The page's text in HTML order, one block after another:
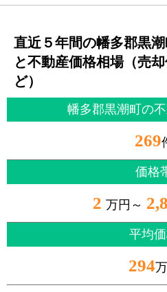
直近５年間の幡多郡黒
と不動産価格相場（売
ど）
幡多郡黒潮町の
269
価格
2 万円～
平均
294